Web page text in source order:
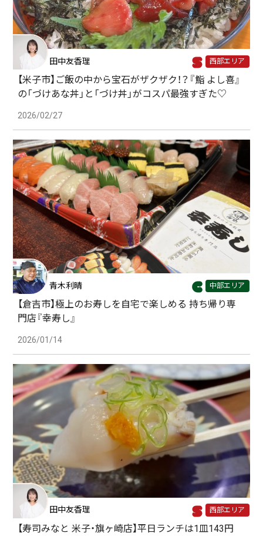
田中友香理 西部エリア
【米子市】ご飯の中から宝石がザクザク！？『鮨 よし喜』
の「づけあな丼」と「づけ丼」がコスパ最強すぎた♡
2026/02/27
青木利晴 中部エリア
【倉吉市】極上のお寿しを自宅で楽しめる 持ち帰り専
門店『幸寿し』
2026/01/14
田中友香理 西部エリア
【寿司みなと 米子・旗ヶ崎店】平日ランチは1皿143円